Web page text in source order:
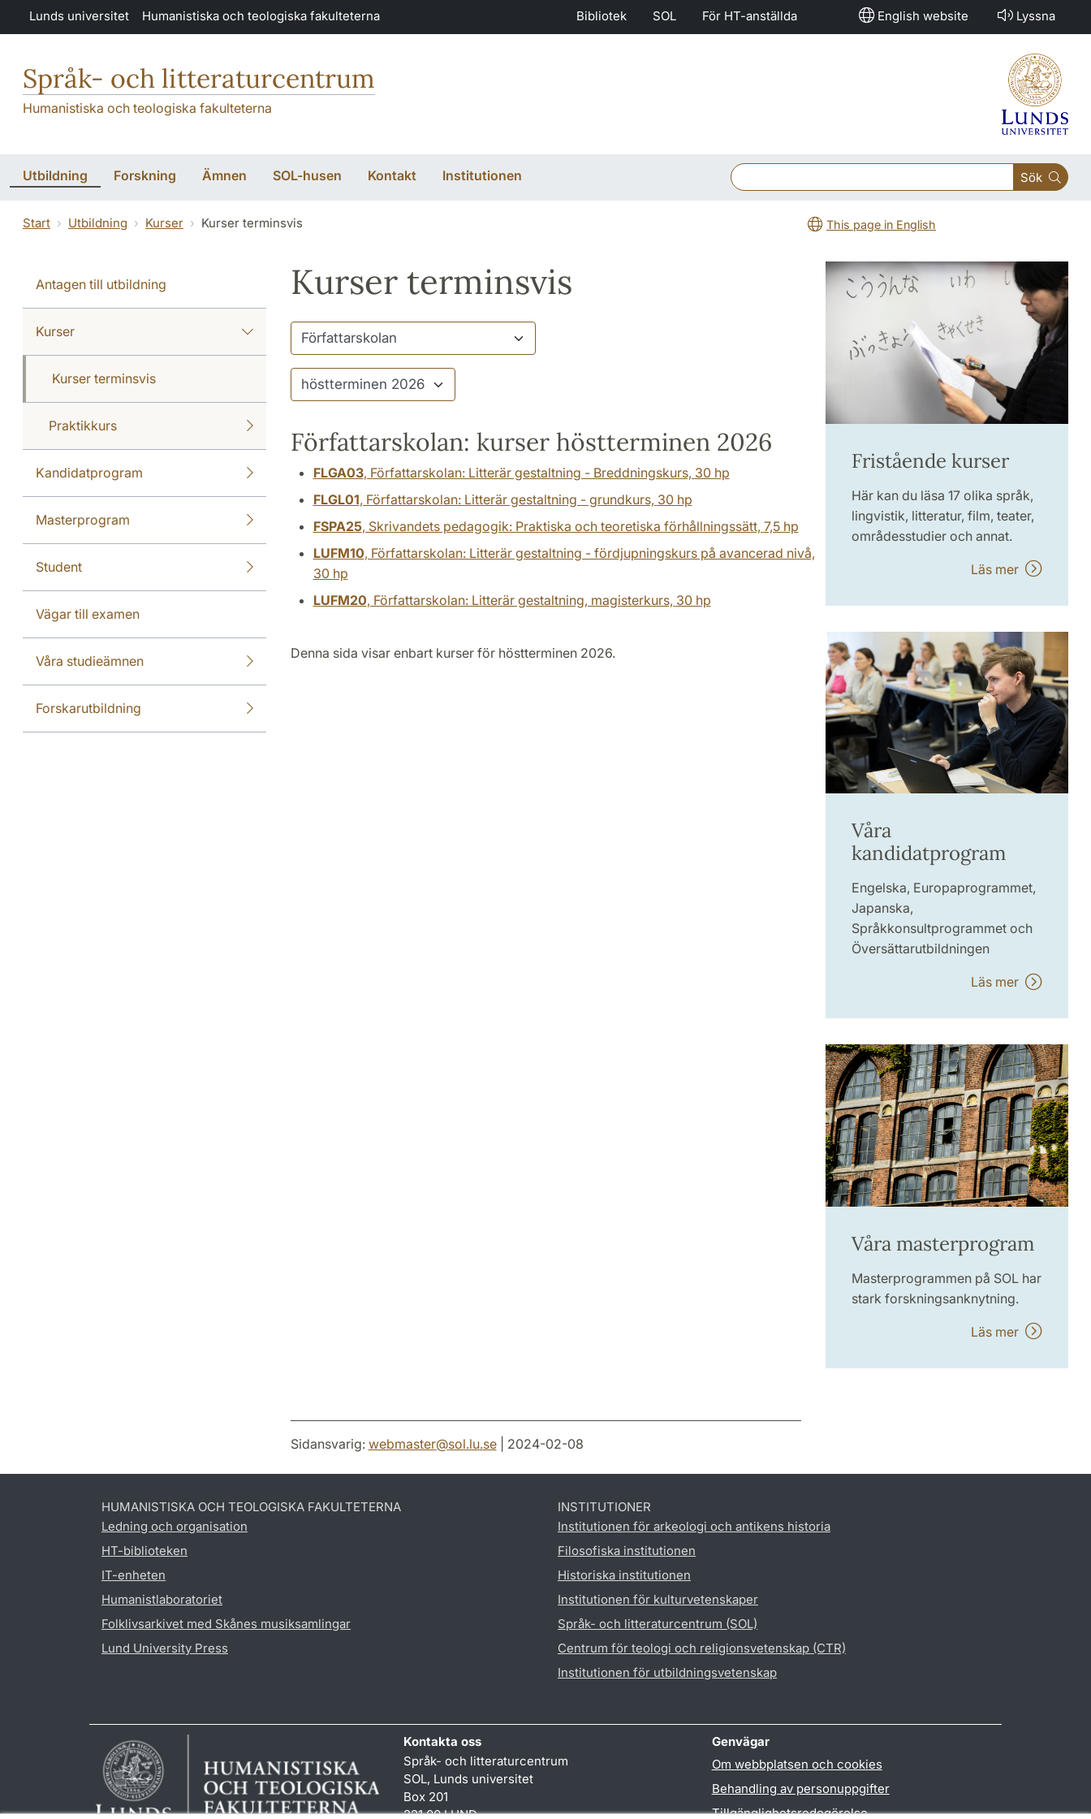
Hoppa till huvudinnehåll
Lunds universitet Humanistiska och teologiska fakulteterna Bibliotek SOL För HT-anställda English website Lyssna
Språk- och litteraturcentrum
Humanistiska och teologiska fakulteterna
Utbildning Forskning Ämnen SOL-husen Kontakt Institutionen Sök
Start Utbildning Kurser Kurser terminsvis This page in English
Antagen till utbildning
Kurser
Kurser terminsvis
Praktikkurs
Kandidatprogram
Masterprogram
Student
Vägar till examen
Våra studieämnen
Forskarutbildning
Kurser terminsvis
Författarskolan: kurser höstterminen 2026
FLGA03, Författarskolan: Litterär gestaltning - Breddningskurs, 30 hp
FLGL01, Författarskolan: Litterär gestaltning - grundkurs, 30 hp
FSPA25, Skrivandets pedagogik: Praktiska och teoretiska förhållningssätt, 7,5 hp
LUFM10, Författarskolan: Litterär gestaltning - fördjupningskurs på avancerad nivå,
30 hp
LUFM20, Författarskolan: Litterär gestaltning, magisterkurs, 30 hp
Denna sida visar enbart kurser för höstterminen 2026.
Fristående kurser
Här kan du läsa 17 olika språk,
lingvistik, litteratur, film, teater,
områdesstudier och annat.
Läs mer
Våra
kandidatprogram
Engelska, Europaprogrammet,
Japanska,
Språkkonsultprogrammet och
Översättarutbildningen
Läs mer
Våra masterprogram
Masterprogrammen på SOL har
stark forskningsanknytning.
Läs mer
Sidansvarig: webmaster@sol.lu.se| 2024-02-08
HUMANISTISKA OCH TEOLOGISKA FAKULTETERNA
Ledning och organisation
HT-biblioteken
IT-enheten
Humanistlaboratoriet
Folklivsarkivet med Skånes musiksamlingar
Lund University Press
INSTITUTIONER
Institutionen för arkeologi och antikens historia
Filosofiska institutionen
Historiska institutionen
Institutionen för kulturvetenskaper
Språk- och litteraturcentrum (SOL)
Centrum för teologi och religionsvetenskap (CTR)
Institutionen för utbildningsvetenskap
Kontakta oss
Språk- och litteraturcentrum
SOL, Lunds universitet
Box 201
221 00 LUND
Genvägar
Om webbplatsen och cookies
Behandling av personuppgifter
Tillgänglighetsredogörelse